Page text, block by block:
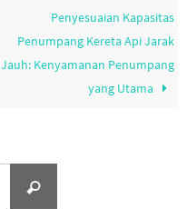
Penyesuaian Kapasitas
Penumpang Kereta Api Jarak
Jauh: Kenyamanan Penumpang
yang Utama
Search